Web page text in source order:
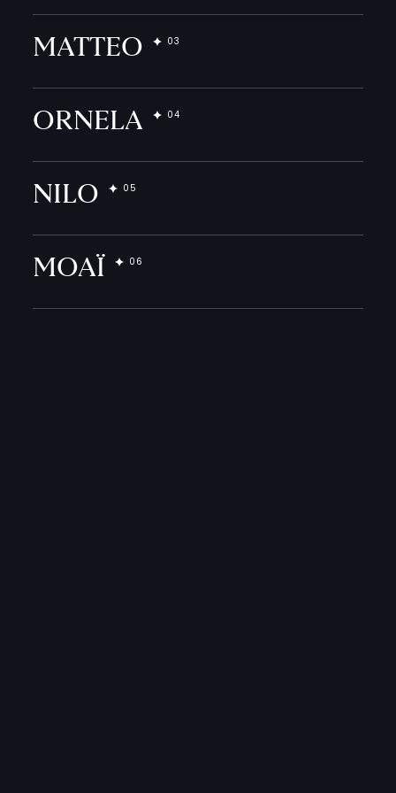
MATTEO
ORNELA
NILO
MOAÏ